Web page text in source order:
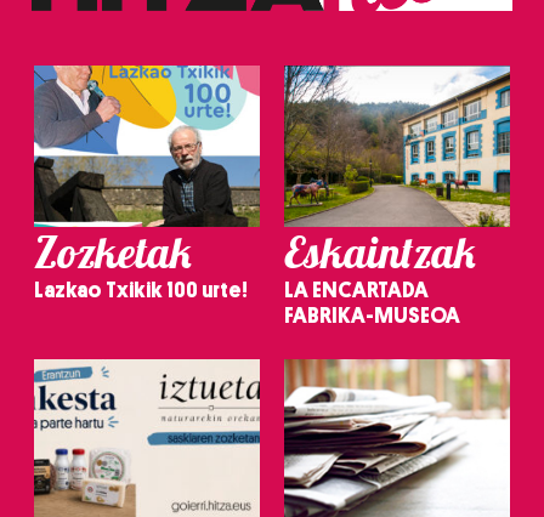
Zozketak
Lazkao Txikik 100 urte!
Eskaintzak
LA ENCARTADA
FABRIKA-MUSEOA